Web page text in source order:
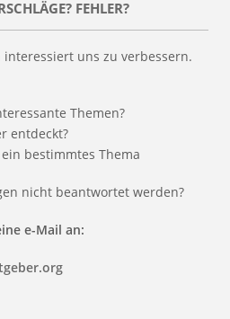
FEHLER?
uns zu verbessern.
Themen?
entdeckt?
bestimmtes Thema
nicht beantwortet werden?
e-Mail an: